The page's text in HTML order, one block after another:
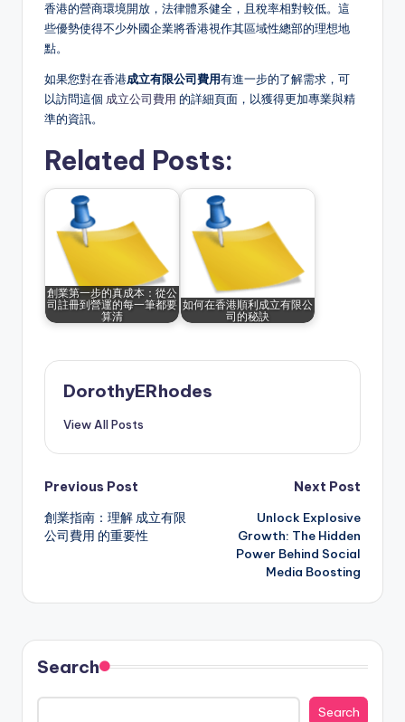
香港的營商環境開放，法律體系健全，且稅率相對較低。這
些優勢使得不少外國企業將香港視作其區域性總部的理想地
點。
如果您對在香港成立有限公司費用有進一步的了解需求，可
以訪問這個 成立公司費用 的詳細頁面，以獲得更加專業與精
準的資訊。
Related Posts:
創業第一步的真成本：從公
司註冊到營運的每一筆都要
算清
如何在香港順利成立有限公
司的秘訣
DorothyERhodes
View All Posts
Post
navigation
Previous Post
創業指南：理解 成立有限
公司費用 的重要性
Next Post
Unlock Explosive
Growth: The Hidden
Power Behind Social
Media Boosting
Search
Search